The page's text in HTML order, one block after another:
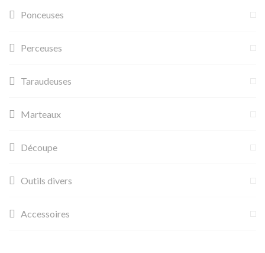
Ponceuses
Perceuses
Taraudeuses
Marteaux
Découpe
Outils divers
Accessoires